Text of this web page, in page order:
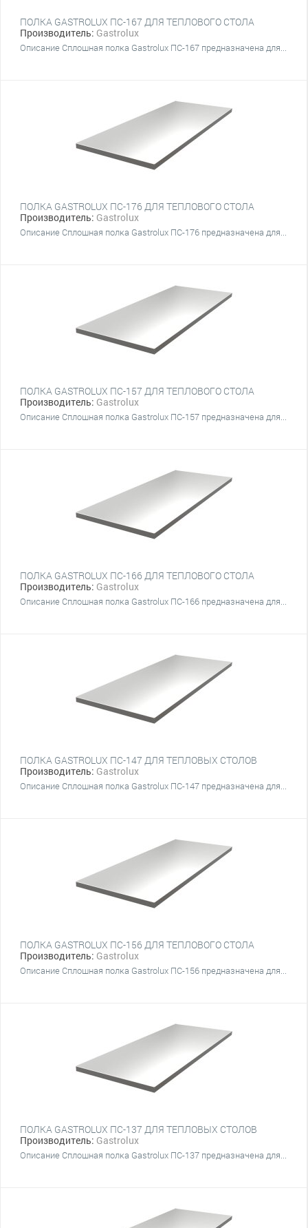
ПОЛКА GASTROLUX ПС-167 ДЛЯ ТЕПЛОВОГО СТОЛА
Производитель: Gastrolux
Описание Сплошная полка Gastrolux ПС-167 предназначена для...
ПОЛКА GASTROLUX ПС-176 ДЛЯ ТЕПЛОВОГО СТОЛА
Производитель: Gastrolux
Описание Сплошная полка Gastrolux ПС-176 предназначена для...
ПОЛКА GASTROLUX ПС-157 ДЛЯ ТЕПЛОВОГО СТОЛА
Производитель: Gastrolux
Описание Сплошная полка Gastrolux ПС-157 предназначена для...
ПОЛКА GASTROLUX ПС-166 ДЛЯ ТЕПЛОВОГО СТОЛА
Производитель: Gastrolux
Описание Сплошная полка Gastrolux ПС-166 предназначена для...
ПОЛКА GASTROLUX ПС-147 ДЛЯ ТЕПЛОВЫХ СТОЛОВ
Производитель: Gastrolux
Описание Сплошная полка Gastrolux ПС-147 предназначена для...
ПОЛКА GASTROLUX ПС-156 ДЛЯ ТЕПЛОВОГО СТОЛА
Производитель: Gastrolux
Описание Сплошная полка Gastrolux ПС-156 предназначена для...
ПОЛКА GASTROLUX ПС-137 ДЛЯ ТЕПЛОВЫХ СТОЛОВ
Производитель: Gastrolux
Описание Сплошная полка Gastrolux ПС-137 предназначена для...